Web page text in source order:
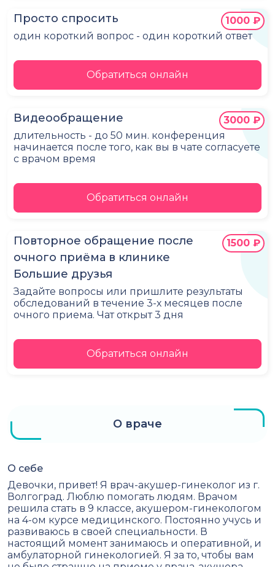
Просто спросить
один короткий вопрос - один короткий ответ
1000 ₽
Обратиться онлайн
Видеообращение
длительность - до 50 мин. конференция
начинается после того, как вы в чате согласуете
с врачом время
3000 ₽
Обратиться онлайн
Повторное обращение после
очного приёма в клинике
Большие друзья
Задайте вопросы или пришлите результаты
обследований в течение 3-х месяцев после
очного приема. Чат открыт 3 дня
1500 ₽
Обратиться онлайн
О враче
О себе
Девочки, привет! Я врач-акушер-гинеколог из г.
Волгоград. Люблю помогать людям. Врачом
решила стать в 9 классе, акушером-гинекологом
на 4-ом курсе медицинского. Постоянно учусь и
развиваюсь в своей специальности. В
настоящий момент занимаюсь и оперативной, и
амбулаторной гинекологией. Я за то, чтобы вам